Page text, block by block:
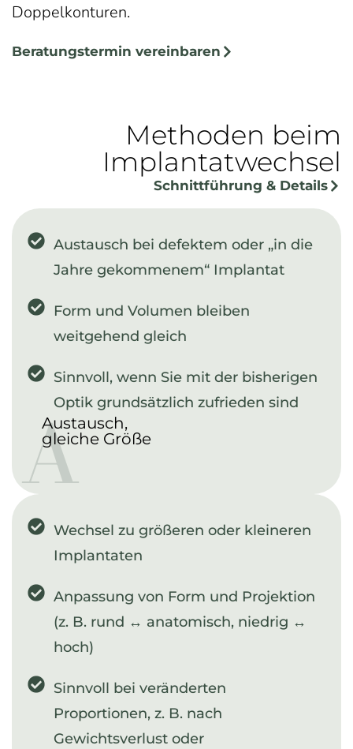
Doppelkonturen.
Beratungstermin vereinbaren
Methoden beim
Implantatwechsel
Schnittführung & Details
Austausch bei defektem oder „in die
Jahre gekommenem“ Implantat
Form und Volumen bleiben
weitgehend gleich
Sinnvoll, wenn Sie mit der bisherigen
Optik grundsätzlich zufrieden sind
A
Austausch,
gleiche Größe
Wechsel zu größeren oder kleineren
Implantaten
Anpassung von Form und Projektion
(z. B. rund ↔ anatomisch, niedrig ↔
hoch)
Sinnvoll bei veränderten
Proportionen, z. B. nach
Gewichtsverlust oder